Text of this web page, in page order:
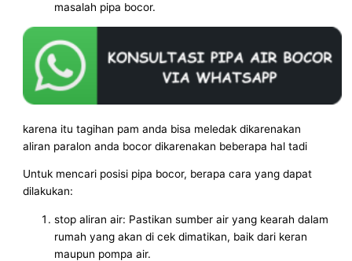
masalah pipa bocor.
karena itu tagihan pam anda bisa meledak dikarenakan
aliran paralon anda bocor dikarenakan beberapa hal tadi
Untuk mencari posisi pipa bocor, berapa cara yang dapat
dilakukan:
stop aliran air: Pastikan sumber air yang kearah dalam
rumah yang akan di cek dimatikan, baik dari keran
maupun pompa air.